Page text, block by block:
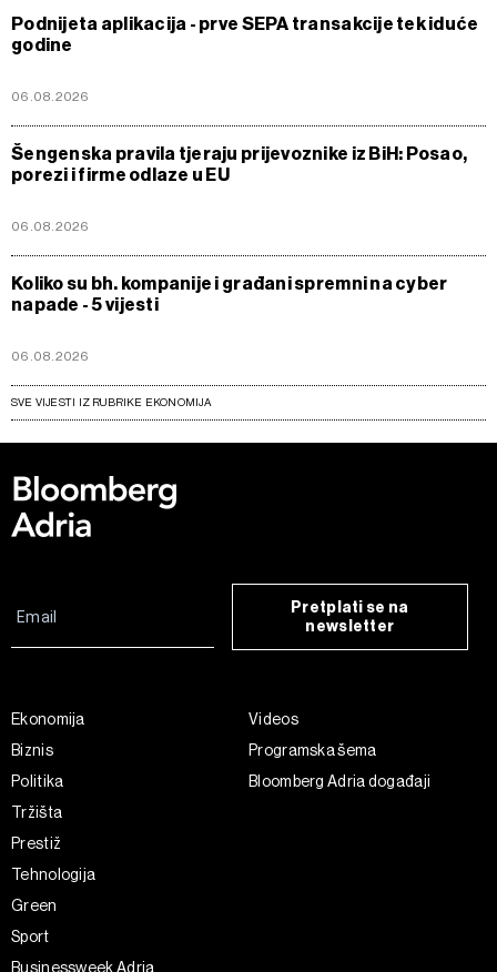
Podnijeta aplikacija - prve SEPA transakcije tek iduće
godine
06.08.2026
Šengenska pravila tjeraju prijevoznike iz BiH: Posao,
porezi i firme odlaze u EU
06.08.2026
Koliko su bh. kompanije i građani spremni na cyber
napade - 5 vijesti
06.08.2026
SVE VIJESTI IZ RUBRIKE EKONOMIJA
Pretplati se na
newsletter
Ekonomija
Biznis
Politika
Tržišta
Prestiž
Tehnologija
Green
Sport
Businessweek Adria
Videos
Programska šema
Bloomberg Adria događaji